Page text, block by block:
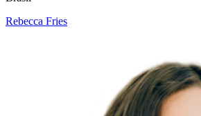
Rebecca Fries